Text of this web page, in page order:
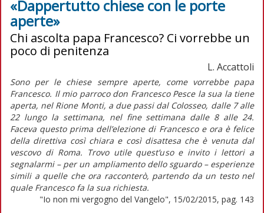
«Dappertutto chiese con le porte
aperte»
Chi ascolta papa Francesco? Ci vorrebbe un
poco di penitenza
L. Accattoli
Sono per le chiese sempre aperte, come vorrebbe papa
Francesco. Il mio parroco don Francesco Pesce la sua la tiene
aperta, nel Rione Monti, a due passi dal Colosseo, dalle 7 alle
22 lungo la settimana, nel fine settimana dalle 8 alle 24.
Faceva questo prima dell’elezione di Francesco e ora è felice
della direttiva così chiara e così disattesa che è venuta dal
vescovo di Roma. Trovo utile quest’uso e invito i lettori a
segnalarmi – per un ampliamento dello sguardo – esperienze
simili a quelle che ora racconterò, partendo da un testo nel
quale Francesco fa la sua richiesta.
"Io non mi vergogno del Vangelo", 15/02/2015, pag. 143